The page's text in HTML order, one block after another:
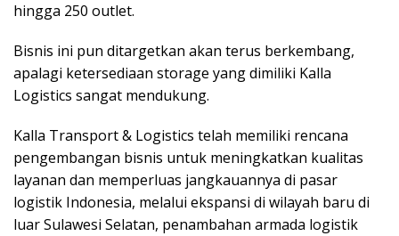
hingga 250 outlet.
Bisnis ini pun ditargetkan akan terus berkembang,
apalagi ketersediaan storage yang dimiliki Kalla
Logistics sangat mendukung.
Kalla Transport & Logistics telah memiliki rencana
pengembangan bisnis untuk meningkatkan kualitas
layanan dan memperluas jangkauannya di pasar
logistik Indonesia, melalui ekspansi di wilayah baru di
luar Sulawesi Selatan, penambahan armada logistik